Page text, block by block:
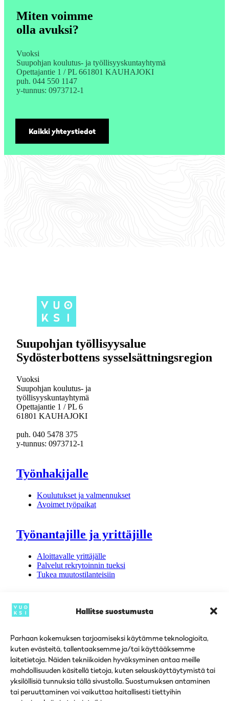
Hallitse suostumusta
Parhaan kokemuksen tarjoamiseksi käytämme teknologioita,
kuten evästeitä, tallentaaksemme ja/tai käyttääksemme
laitetietoja. Näiden tekniikoiden hyväksyminen antaa meille
mahdollisuuden käsitellä tietoja, kuten selauskäyttäytymistä tai
yksilöllisiä tunnuksia tällä sivustolla. Suostumuksen antaminen
tai peruuttaminen voi vaikuttaa haitallisesti tiettyihin
Miten voimme
olla avuksi?
Vuoksi
Suupohjan koulutus- ja työllisyyskuntayhtymä
Opettajantie 1 / PL 661801 KAUHAJOKI
puh. 044 550 1147
y-tunnus: 0973712-1
Kaikki yhteystiedot
Suupohjan työllisyysalue
Sydösterbottens sysselsättningsregion
Vuoksi
Suupohjan koulutus- ja
työllisyyskuntayhtymä
Opettajantie 1 / PL 6
61801 KAUHAJOKI
puh. 040 5478 375
y-tunnus: 0973712-1
Työnhakijalle
Koulutukset ja valmennukset
Avoimet työpaikat
Työnantajille ja yrittäjille
Aloittavalle yrittäjälle
Palvelut rekrytoinnin tueksi
Tukea muutostilanteisiin
KANSAINVÄLISET PALVELUT
Suupohjan työllisyysalue
Yhteystiedot
Ajankohtaista
Toimipisteet
Palvelupisteet